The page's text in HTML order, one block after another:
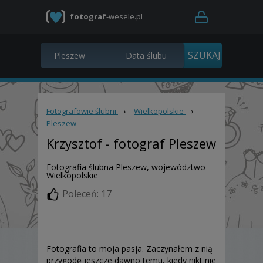
fotograf-wesele.pl
Fotografowie ślubni › Wielkopolskie
›
Pleszew
Krzysztof - fotograf Pleszew
Fotografia ślubna Pleszew, województwo
Wielkopolskie
Poleceń: 17
Fotografia to moja pasja. Zaczynałem z nią
przygodę jeszcze dawno temu, kiedy nikt nie